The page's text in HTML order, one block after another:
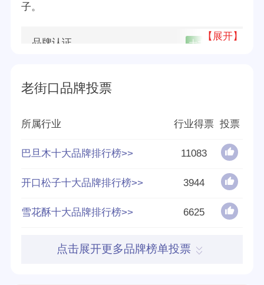
子。
品牌认证 十大 优质
95%
【展开】
老街口品牌投票
所属行业 行业得票 投票
巴旦木十大品牌排行榜>> 11083
开口松子十大品牌排行榜>> 3944
雪花酥十大品牌排行榜>> 6625
点击展开更多品牌榜单投票